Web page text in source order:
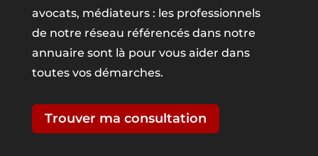
avocats, médiateurs : les professionnels
de notre réseau référencés dans notre
annuaire sont là pour vous aider dans
toutes vos démarches.
Trouver ma consultation